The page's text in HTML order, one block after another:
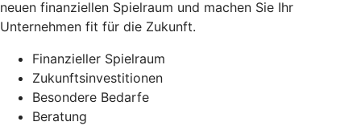
neuen finanziellen Spielraum und machen Sie Ihr
Unternehmen fit für die Zukunft.
Finanzieller Spielraum
Zukunftsinvestitionen
Besondere Bedarfe
Beratung